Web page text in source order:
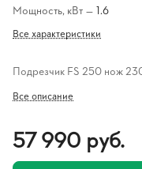
Мощность, кВт — 1.6
Все характеристики
Подрезчик FS 250 нож
Все описание
57 990 руб.